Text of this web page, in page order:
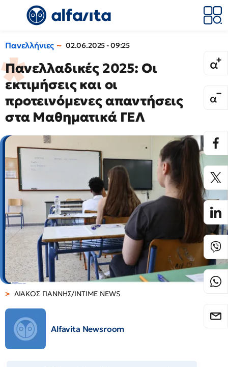
Πανελλήνιες 02.06.2025 - 09:25
Πανελλαδικές 2025: Οι
εκτιμήσεις και οι
προτεινόμενες απαντήσεις
στα Μαθηματικά ΓΕΛ
ΛΙΑΚΟΣ ΓΙΑΝΝΗΣ/INTIME NEWS
Alfavita Newsroom